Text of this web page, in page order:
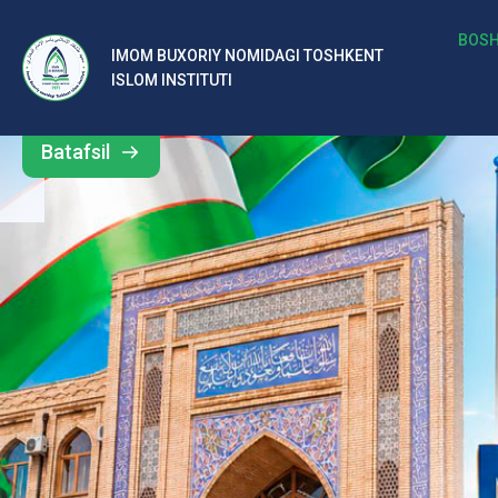
IMOM BUXORIY NOMIDAGI TOSHKENT
ISLOM INSTITUTI
b
al
ar
o‘
rt
a
si
d
Barcha
yangiliklar
Batafsil